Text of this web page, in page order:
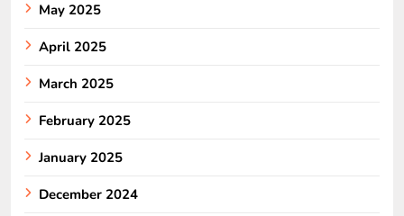
May 2025
April 2025
March 2025
February 2025
January 2025
December 2024